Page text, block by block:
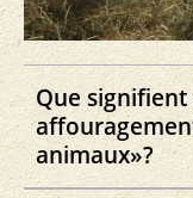
Que signifient
animaux»?